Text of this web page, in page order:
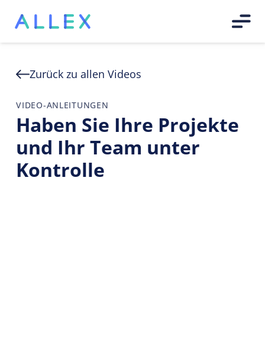
Zurück zu allen Videos
VIDEO-ANLEITUNGEN
Haben Sie Ihre Projekte
und Ihr Team unter
Kontrolle